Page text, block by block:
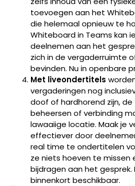
toevoegen aan het
die helemaal opnieuw te
Whiteboard in Teams kan
deelnemen aan het
zich in de vergaderruimte
bevinden. Nu in openbare
Met liveondertitels
vergaderingen nog
doof of hardhorend zijn,
beheersen of verbinding
lawaaiige locatie. Maak je
effectiever door
real time te ondertitelen
ze niets hoeven te missen
bijdragen aan het gesprek.
binnenkort beschikbaar.